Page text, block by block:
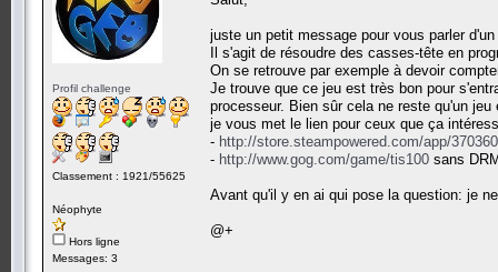
Profil challenge
Classement : 1921/55625
Néophyte
Hors ligne
Messages: 3
juste un petit message pour vous parler
Il s'agit de résoudre des casses-tête en
On se retrouve par exemple à devoir
Je trouve que ce jeu est très bon pour
processeur. Bien sûr cela ne reste qu'un
je vous met le lien pour ceux que ça
- http://store.steampowered.com/app/370360
- http://www.gog.com/game/tis100 sans
Avant qu'il y en ai qui pose la question: je
@+